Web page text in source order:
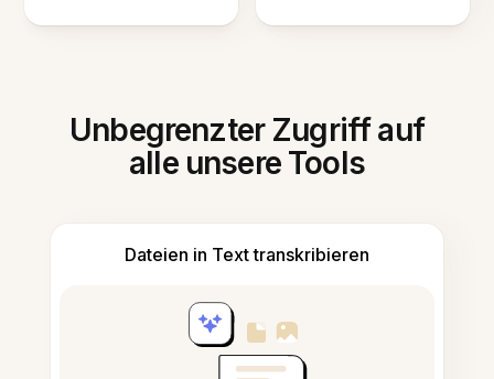
Unbegrenzter Zugriff auf
alle unsere Tools
Dateien in Text transkribieren